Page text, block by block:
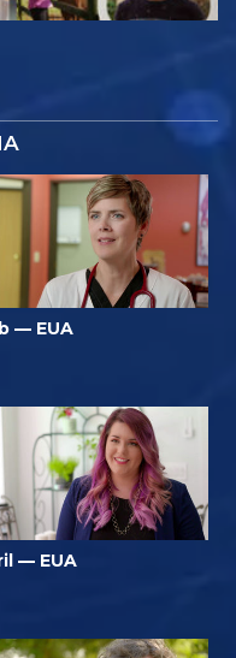
— EUA
— EUA